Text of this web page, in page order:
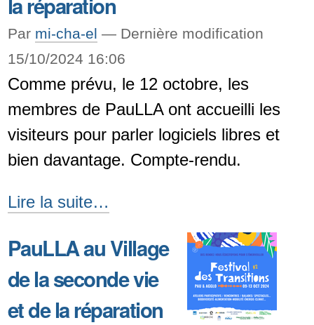
Par mi-cha-el — Dernière modification
15/10/2024 16:06
Comme prévu, le 12 octobre, les
membres de PauLLA ont accueilli les
visiteurs pour parler logiciels libres et
bien davantage. Compte-rendu.
Une
midi
au
Village
Lire la suite…
PauLLA au Village
de la seconde vie
et de la réparation